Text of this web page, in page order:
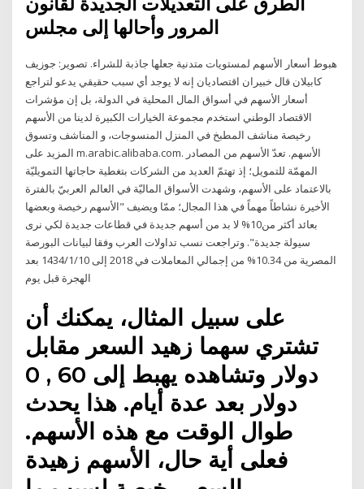
المرور وأحالها إلى مجلس
هبوط أسعار الأسهم لمستويات متدنية جعلها جاذبة للشراء. تصوير: جوزيف
كابيلان قال خبيران اقتصاديان إنه لا يوجد أي سبب حقيقي يدعو لتراجع
أسعار الأسهم في أسواق المال المحلية في الدولة، بل إن مؤشرات
الاقتصاد الوطني استخدم مجموعة الخيارات الكبيرة لدينا من الأسهم
رخيصة مناشف المطبخ في المنزل المنسوجات، و المناشف وتسوق
المزيد على m.arabic.alibaba.com. الأسهم. تعدّ الأسهم من المصادر
المهمّة للتمويل؛ إذ تهتمّ العديد من الشركات بتغطية حاجاتها التمويليّة
بالاعتماد على الأسهم، وشهدت الأسواق الماليّة في العالم العربيّ بالفترة
الأخيرة نشاطاً مهماً في هذا المجال؛ ممّا ويضيف "الأسهم رخيصة وبعضها
بعائد أكثر من10% لا بد من أسهم جديدة في قطاعات جديدة لكي نرى
سيولة جديدة". وتراجعت نسب تداولات العرب وفقا لبيانات البورصة
المصرية من 10.34% من إجمالي المعاملات في 2018 إلى 10‏‏/1‏‏/1434 بعد
الهجرة قبل يوم
على سبيل المثال، يمكنك أن
تشتري سهما زهيد السعر مقابل
دولار وتشاهده يهبط إلى 60 , 0
دولار بعد عدة أيام. هذا يحدث
طوال الوقت مع هذه الأسهم.
فعلى أية حال، الأسهم زهيدة